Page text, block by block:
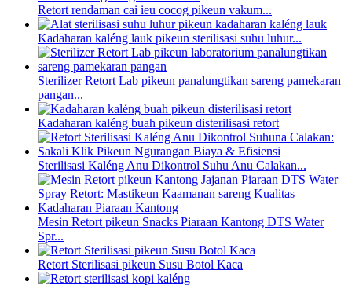
Retort rendaman cai ieu cocog pikeun vakum...
Kadaharan kaléng lauk pikeun sterilisasi suhu luhur...
Sterilizer Retort Lab pikeun panalungtikan sareng pamekaran
pangan...
Kadaharan kaléng buah pikeun disterilisasi retort
Sterilisasi Kaléng Anu Dikontrol Suhu Anu Calakan...
Mesin Retort pikeun Snacks Piaraan Kantong DTS Water
Spr...
Retort Sterilisasi pikeun Susu Botol Kaca